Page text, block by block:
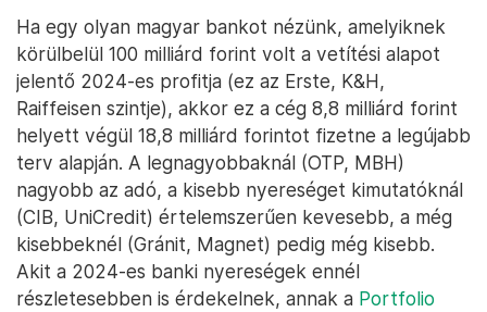
Ha egy olyan magyar bankot nézünk, amelyiknek
körülbelül 100 milliárd forint volt a vetítési alapot
jelentő 2024-es profitja (ez az Erste, K&H,
Raiffeisen szintje), akkor ez a cég 8,8 milliárd forint
helyett végül 18,8 milliárd forintot fizetne a legújabb
terv alapján. A legnagyobbaknál (OTP, MBH)
nagyobb az adó, a kisebb nyereséget kimutatóknál
(CIB, UniCredit) értelemszerűen kevesebb, a még
kisebbeknél (Gránit, Magnet) pedig még kisebb.
Akit a 2024-es banki nyereségek ennél
részletesebben is érdekelnek, annak a Portfolio